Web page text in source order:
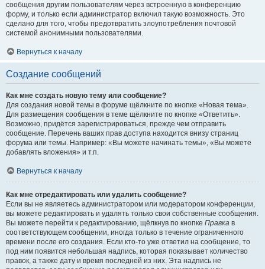
сообщения другим пользователям через встроенную в конференцию
форму, и только если администратор включил такую возможность. Это
сделано для того, чтобы предотвратить злоупотребления почтовой
системой анонимными пользователями.
Вернуться к началу
Создание сообщений
Как мне создать новую тему или сообщение?
Для создания новой темы в форуме щёлкните по кнопке «Новая тема».
Для размещения сообщения в теме щёлкните по кнопке «Ответить».
Возможно, придётся зарегистрироваться, прежде чем отправить
сообщение. Перечень ваших прав доступа находится внизу страниц
форума или темы. Например: «Вы можете начинать темы», «Вы можете
добавлять вложения» и т.п.
Вернуться к началу
Как мне отредактировать или удалить сообщение?
Если вы не являетесь администратором или модератором конференции,
вы можете редактировать и удалять только свои собственные сообщения.
Вы можете перейти к редактированию, щёлкнув по кнопке Правка в
соответствующем сообщении, иногда только в течение ограниченного
времени после его создания. Если кто-то уже ответил на сообщение, то
под ним появится небольшая надпись, которая показывает количество
правок, а также дату и время последней из них. Эта надпись не